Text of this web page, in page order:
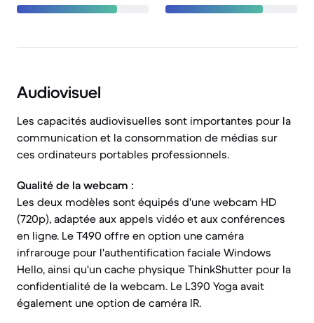
Audiovisuel
Les capacités audiovisuelles sont importantes pour la
communication et la consommation de médias sur
ces ordinateurs portables professionnels.
Qualité de la webcam :
Les deux modèles sont équipés d'une webcam HD
(720p), adaptée aux appels vidéo et aux conférences
en ligne. Le T490 offre en option une caméra
infrarouge pour l'authentification faciale Windows
Hello, ainsi qu'un cache physique ThinkShutter pour la
confidentialité de la webcam. Le L390 Yoga avait
également une option de caméra IR.